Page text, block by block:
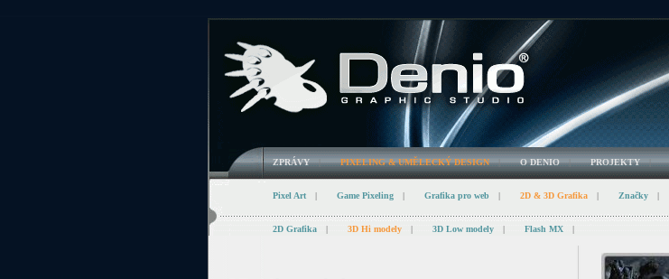
ZPRÁVY | PIXELING & UMĚLECKÝ DESIGN | O DENIO | PROJEKTY |
Pixel Art | Game Pixeling | Grafika pro web | 2D & 3D Grafika | Značky |
2D Grafika | 3D Hi modely | 3D Low modely | Flash MX |